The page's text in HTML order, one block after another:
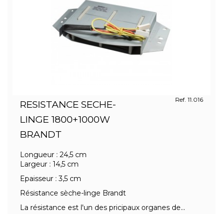
RESISTANCE SECHE-
LINGE 1800+1000W
BRANDT
Ref. 11.016
Longueur : 24,5 cm
Largeur : 14,5 cm
Epaisseur : 3,5 cm
Résistance sèche-linge Brandt
La résistance est l'un des pricipaux organes de...